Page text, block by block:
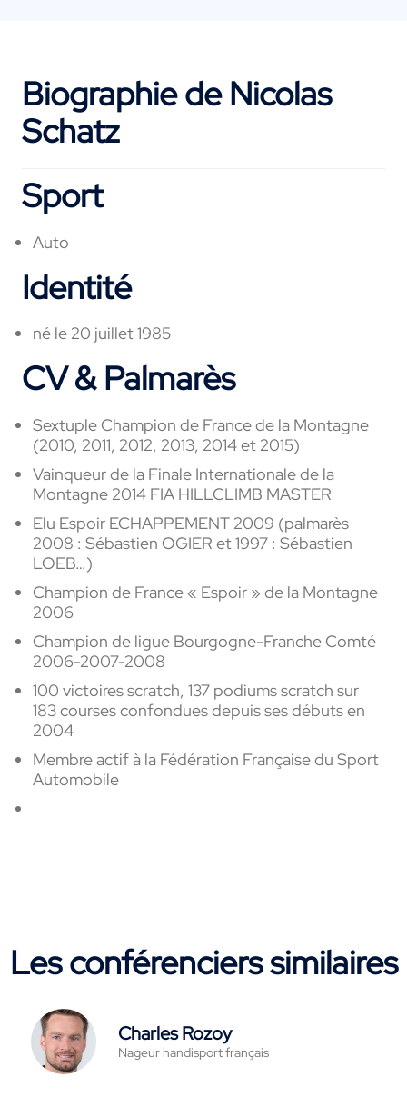
Biographie de Nicolas
Schatz
Sport
Auto
Identité
né le 20 juillet 1985
CV & Palmarès
Sextuple Champion de France de la Montagne
(2010, 2011, 2012, 2013, 2014 et 2015)
Vainqueur de la Finale Internationale de la
Montagne 2014 FIA HILLCLIMB MASTER
Elu Espoir ECHAPPEMENT 2009 (palmarès
2008 : Sébastien OGIER et 1997 : Sébastien
LOEB…)
Champion de France « Espoir » de la Montagne
2006
Champion de ligue Bourgogne-Franche Comté
2006-2007-2008
100 victoires scratch, 137 podiums scratch sur
183 courses confondues depuis ses débuts en
2004
Membre actif à la Fédération Française du Sport
Automobile
Les conférenciers similaires
Charles Rozoy
Nageur handisport français